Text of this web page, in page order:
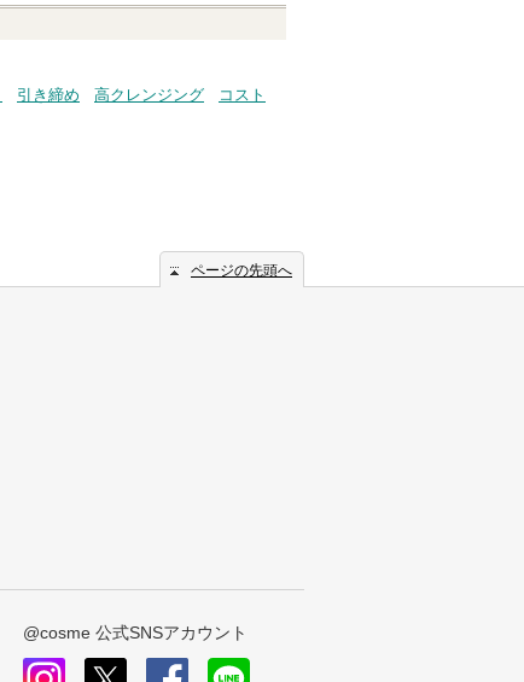
引き締め 高クレンジング
コスト
ページの先頭へ
@cosme 公式SNSアカウント